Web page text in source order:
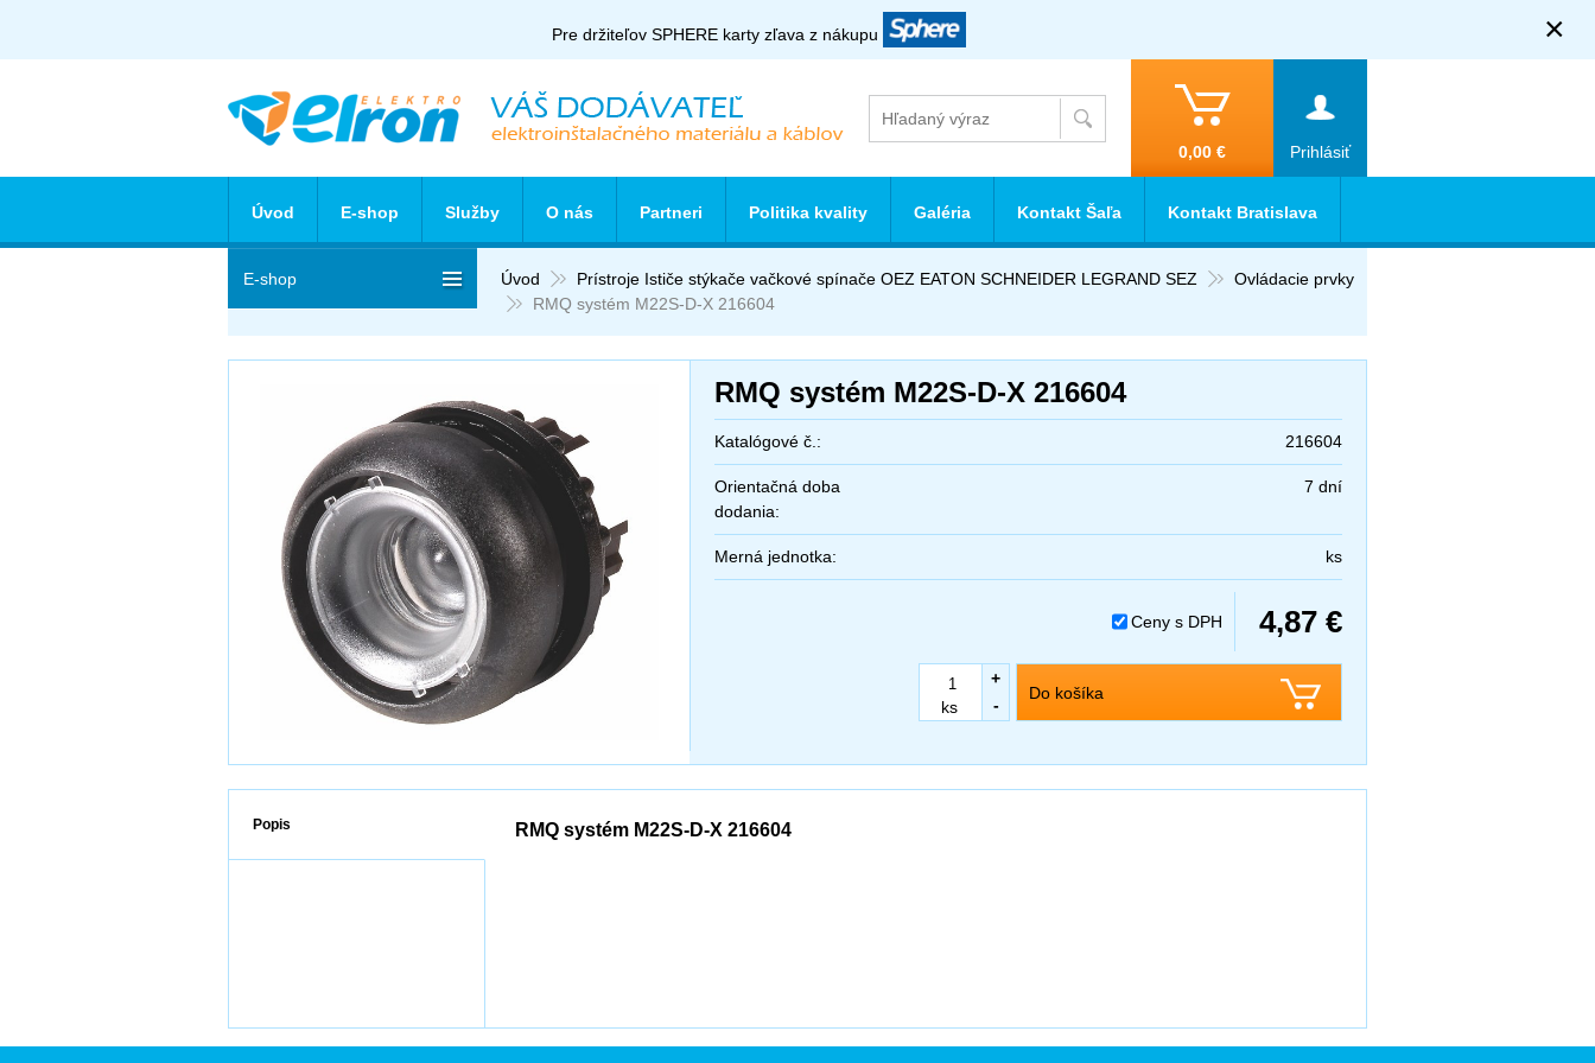
Pre držiteľov SPHERE karty zľava z nákupu ×
Prihlásiť
0,00 €
Úvod Prístroje Ističe stýkače vačkové spínače OEZ EATON SCHNEIDER LEGRAND SEZ
Ovládacie prvky
RMQ systém M22S-D-X 216604
RMQ systém M22S-D-X 216604
Katalógové č.: 216604
Orientačná doba
dodania:
7 dní
Merná jednotka: ks
Ceny s DPH 4,87 €
Do košíka
-
ks
+
Popis RMQ systém M22S-D-X 216604
E-shop
Úvod E-shop Služby O nás Partneri Politika kvality Galéria Kontakt Šaľa Kontakt Bratislava